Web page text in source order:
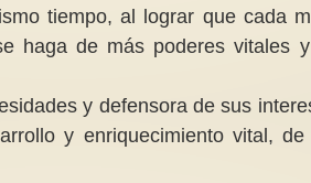
tiempo, al lograr que cada
haga de más poderes vitales
y defensora de sus
y enriquecimiento vital, de